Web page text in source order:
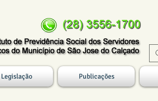
Legislação Publicações